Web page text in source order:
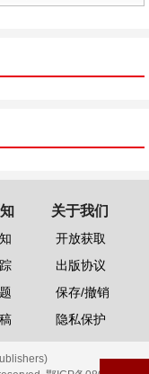
关于我们
开放获取
出版协议
保存/撤销
隐私保护